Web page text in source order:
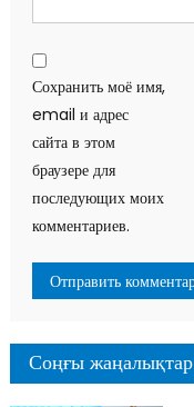
Сохранить моё имя,
email и адрес
сайта в этом
браузере для
последующих моих
комментариев.
Соңғы жаңалықтар